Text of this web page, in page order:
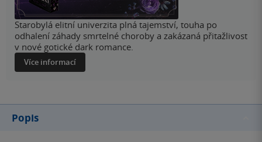
Starobylá elitní univerzita plná tajemství, touha po
odhalení záhady smrtelné choroby a zakázaná přitažlivost
v nové gotické dark romance.
Více informací
Popis